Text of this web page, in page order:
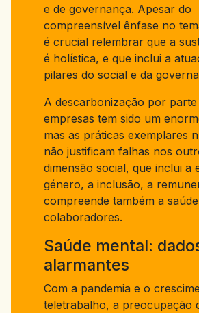
e de governança. Apesar do
compreensível ênfase no
é crucial relembrar que a
é holística, e que inclui a
pilares do social e da
A descarbonização por parte
empresas tem sido um
mas as práticas exemplares
não justificam falhas nos
dimensão social, que inclui a
género, a inclusão, a
compreende também a
colaboradores.
Saúde mental:
alarmantes
Com a pandemia e o
teletrabalho, a preocupação